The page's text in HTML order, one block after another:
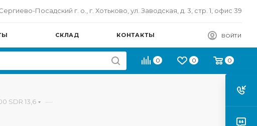
Посадский г. о., г. Хотьково, ул. Заводская, д. 3, стр. 1, офис 39
СКЛАД КОНТАКТЫ ВОЙТИ
0 0 0
SDR 13,6 —